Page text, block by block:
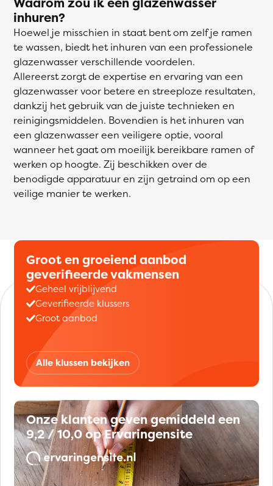
inhuren?
Hoewel je misschien in staat bent om zelf je ramen
te wassen, biedt het inhuren van een professionele
glazenwasser verschillende voordelen.
Allereerst zorgt de expertise en ervaring van een
glazenwasser voor betere en streeploze resultaten,
dankzij het gebruik van de juiste technieken en
reinigingsmiddelen. Bovendien is het inhuren van
een glazenwasser een veiligere optie, vooral
wanneer het gaat om moeilijk bereikbare ramen of
werken op hoogte. Zij beschikken over de
benodigde apparatuur en zijn getraind om op een
veilige manier te werken.
Groot en groeiend aanbod
geverifieerde vakmensen
Geheel vrijblijvend
Geverifieerde klussers
Groot aanbod
Alle klussen bekijken
Onze klanten geven gemiddeld een
9,2 / 10,0 op Ervaringensite